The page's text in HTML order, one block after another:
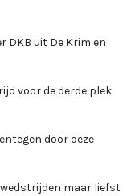
DKB uit De Krim en
voor de derde plek
door deze
wedstrijden maar liefst